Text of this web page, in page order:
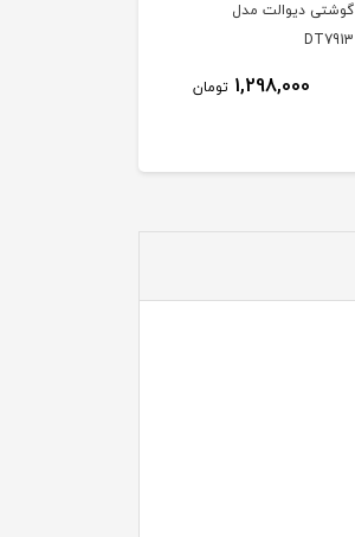
گوشتی دیوالت مدل
DT7913
1,298,000 تومان